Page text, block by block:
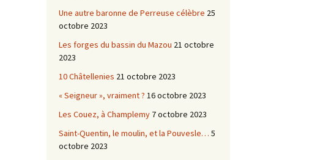
Une autre baronne de Perreuse célèbre 25
octobre 2023
Les forges du bassin du Mazou 21 octobre
2023
10 Châtellenies 21 octobre 2023
« Seigneur », vraiment ? 16 octobre 2023
Les Couez, à Champlemy 7 octobre 2023
Saint-Quentin, le moulin, et la Pouvesle… 5
octobre 2023